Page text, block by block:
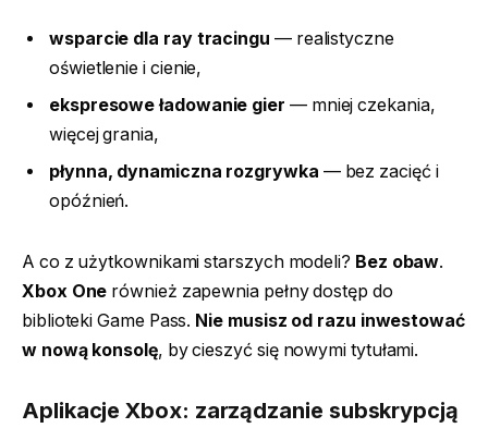
wsparcie dla ray tracingu — realistyczne
oświetlenie i cienie,
ekspresowe ładowanie gier — mniej czekania,
więcej grania,
płynna, dynamiczna rozgrywka — bez zacięć i
opóźnień.
A co z użytkownikami starszych modeli? Bez obaw.
Xbox One również zapewnia pełny dostęp do
biblioteki Game Pass. Nie musisz od razu inwestować
w nową konsolę, by cieszyć się nowymi tytułami.
Aplikacje Xbox: zarządzanie subskrypcją